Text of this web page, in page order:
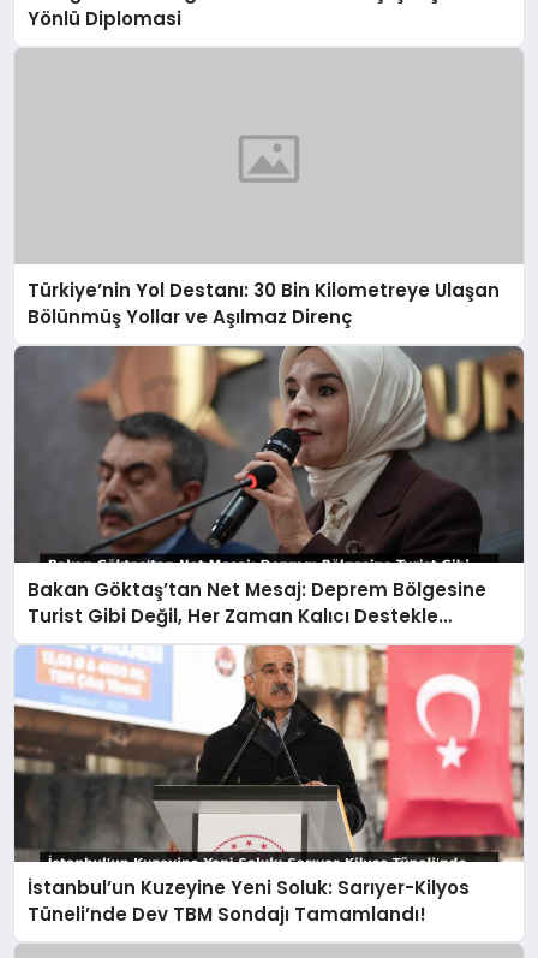
Yönlü Diplomasi
Türkiye’nin Yol Destanı: 30 Bin Kilometreye Ulaşan
Bölünmüş Yollar ve Aşılmaz Direnç
Bakan Göktaş’tan Net Mesaj: Deprem Bölgesine
Turist Gibi Değil, Her Zaman Kalıcı Destekle
Gidiyoruz!
İstanbul’un Kuzeyine Yeni Soluk: Sarıyer-Kilyos
Tüneli’nde Dev TBM Sondajı Tamamlandı!